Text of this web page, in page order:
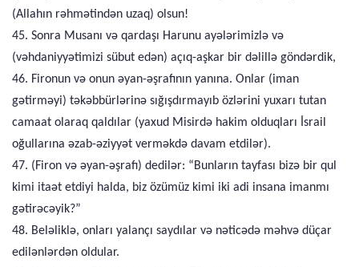
(Allahın rəhmətindən uzaq) olsun!
45. Sonra Musanı və qardaşı Harunu ayələrimizlə və
(vəhdaniyyətimizi sübut edən) açıq-aşkar bir dəlillə göndərdik,
46. Fironun və onun əyan-əşrafının yanına. Onlar (iman
gətirməyi) təkəbbürlərinə sığışdırmayıb özlərini yuxarı tutan
camaat olaraq qaldılar (yaxud Misirdə hakim olduqları İsrail
oğullarına əzab-əziyyət verməkdə davam etdilər).
47. (Firon və əyan-əşrafı) dedilər: “Bunların tayfası bizə bir qul
kimi itaət etdiyi halda, biz özümüz kimi iki adi insana imanmı
gətirəcəyik?”
48. Beləliklə, onları yalançı saydılar və nəticədə məhvə düçar
edilənlərdən oldular.